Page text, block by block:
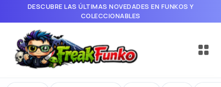
DESCUBRE LAS ÚLTIMAS NOVEDADES EN FUNKOS Y
COLECCIONABLES